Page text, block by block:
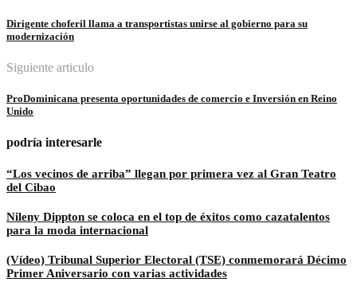
Dirigente choferil llama a transportistas unirse al gobierno para su
modernización
Siguiente articulo
ProDominicana presenta oportunidades de comercio e Inversión en Reino
Unido
podría interesarle
“Los vecinos de arriba” llegan por primera vez al Gran Teatro
del Cibao
Nileny Dippton se coloca en el top de éxitos como cazatalentos
para la moda internacional
(Vídeo) Tribunal Superior Electoral (TSE) conmemorará Décimo
Primer Aniversario con varias actividades